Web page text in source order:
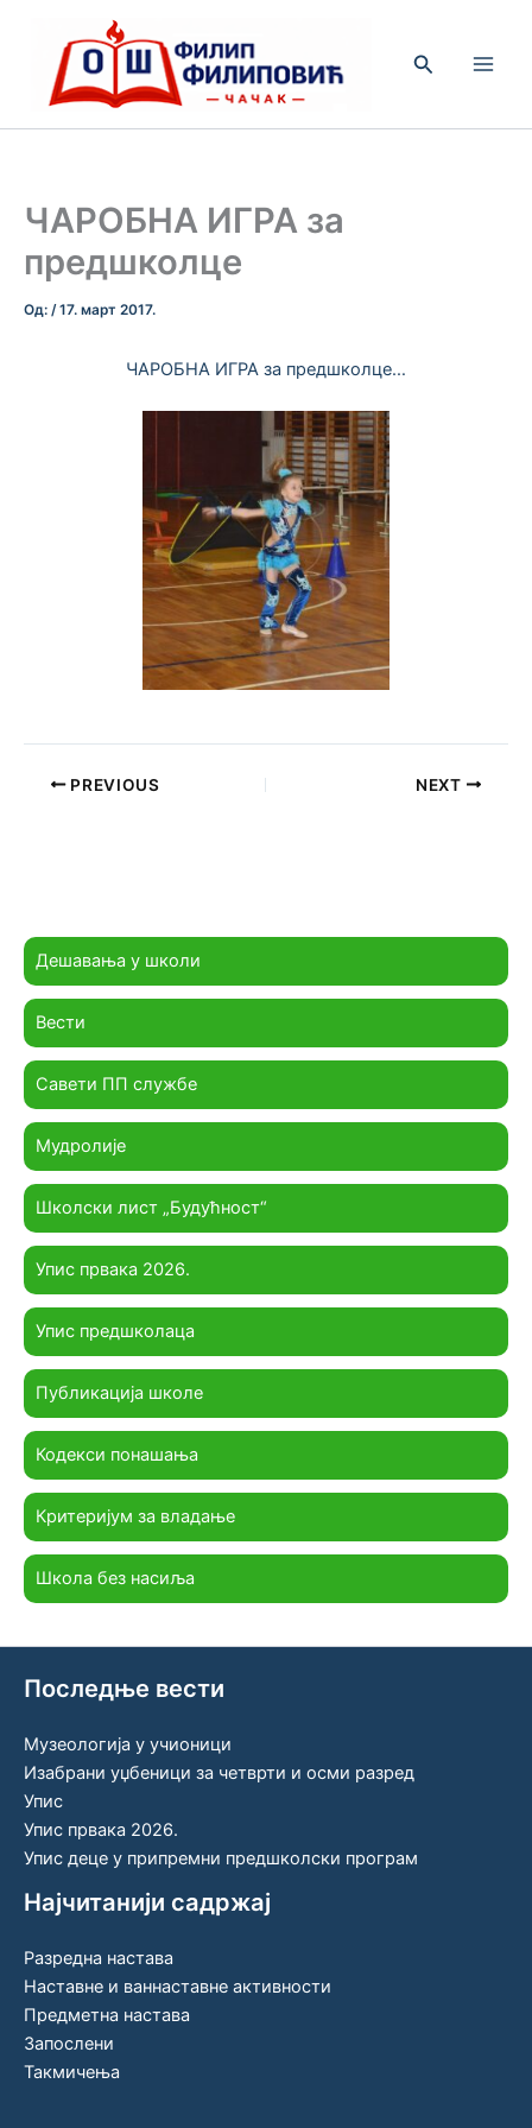
садржај
Претрага
Дешавања у школи
Вести
Савети ПП службе
Мудролије
Школски лист „Будућност“
Упис првака 2026.
Упис предшколаца
Публикација школе
Кодекси понашања
Критеријум за владање
Школа без насиља
ЧАРОБНА ИГРА за
предшколце
Од: /17. март 2017.
ЧАРОБНА ИГРА за предшколце…
PREVIOUS NEXT
Последње вести
Музеологија у учионици
Изабрани уџбеници за четврти и осми разред
Упис
Упис првака 2026.
Упис деце у припремни предшколски програм
Најчитанији садржај
Разредна настава
Наставне и ваннаставне активности
Предметна настава
Запослени
Такмичења